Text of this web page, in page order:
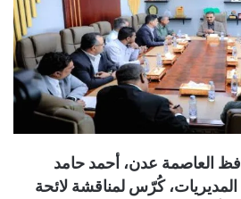
العاصمة عدن، أحمد حامد
كُرّس لمناقشة لائحة